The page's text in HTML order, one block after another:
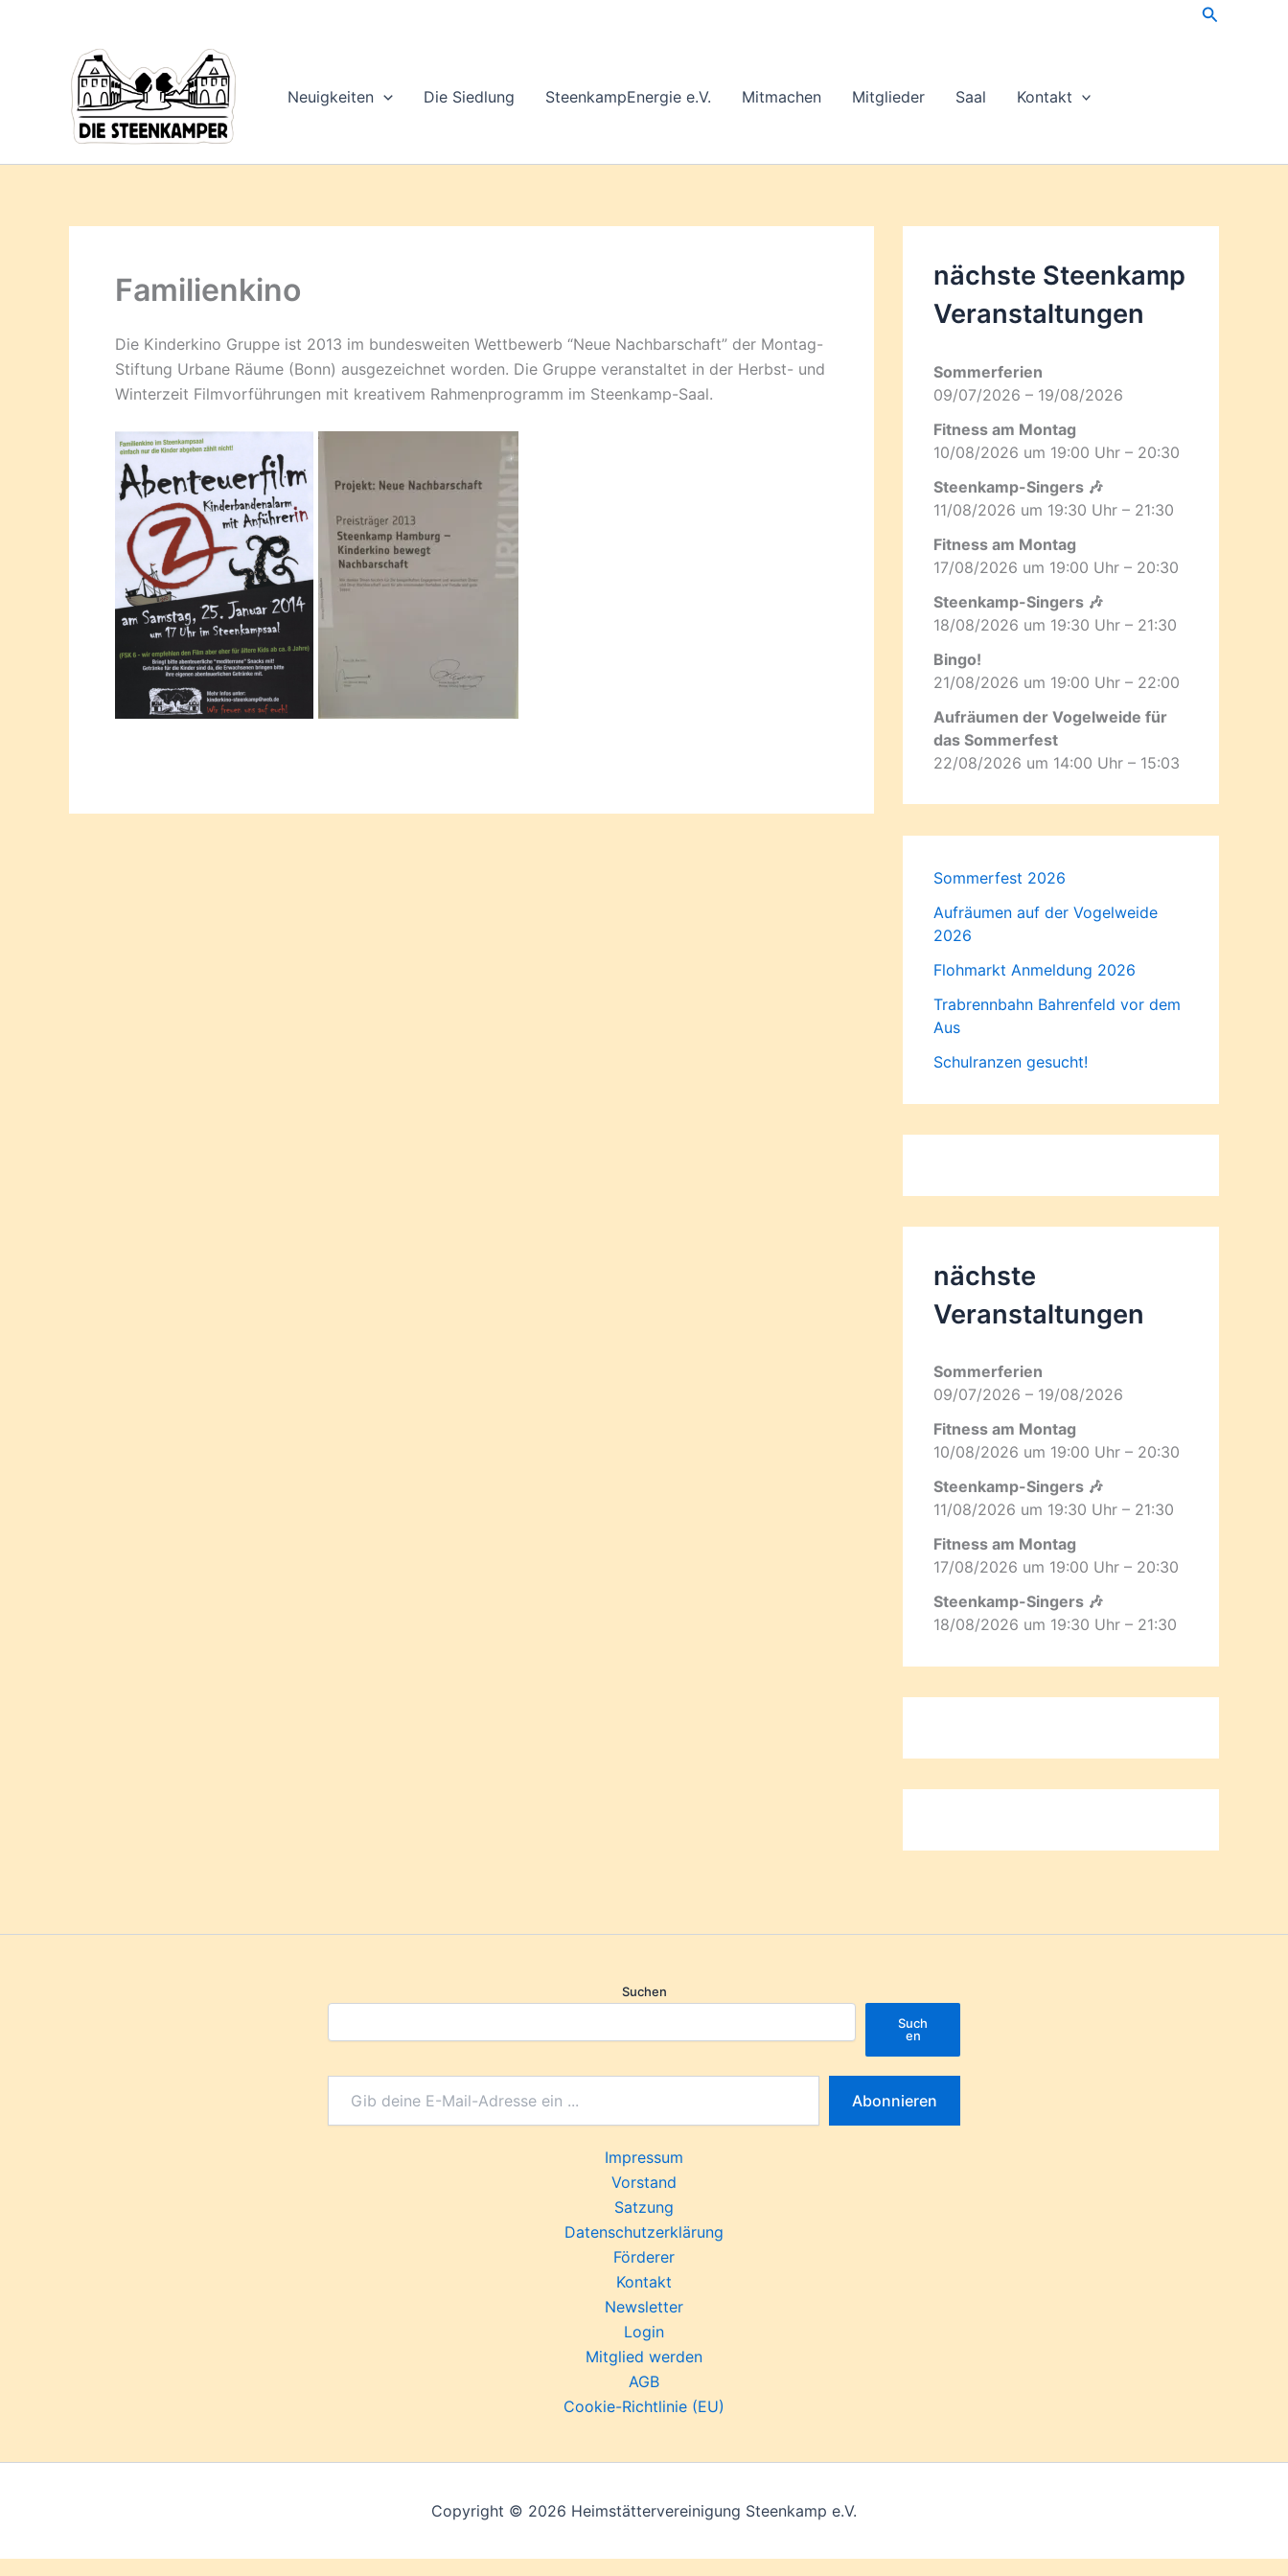
Suchen
Neuigkeiten Die Siedlung SteenkampEnergie e.V. Mitmachen Mitglieder Saal Kontakt
Familienkino
Die Kinderkino Gruppe ist 2013 im bundesweiten Wettbewerb “Neue Nachbarschaft” der Montag-
Stiftung Urbane Räume (Bonn) ausgezeichnet worden. Die Gruppe veranstaltet in der Herbst- und
Winterzeit Filmvorführungen mit kreativem Rahmenprogramm im Steenkamp-Saal.
nächste Steenkamp
Veran­staltungen
Sommerferien
09/07/2026 – 19/08/2026
Fitness am Montag
10/08/2026 um 19:00 Uhr – 20:30
Steenkamp-Singers 🎶
11/08/2026 um 19:30 Uhr – 21:30
Fitness am Montag
17/08/2026 um 19:00 Uhr – 20:30
Steenkamp-Singers 🎶
18/08/2026 um 19:30 Uhr – 21:30
Bingo!
21/08/2026 um 19:00 Uhr – 22:00
Aufräumen der Vogelweide für
das Sommerfest
22/08/2026 um 14:00 Uhr – 15:03
Sommerfest 2026
Aufräumen auf der Vogelweide
2026
Flohmarkt Anmeldung 2026
Trabrennbahn Bahrenfeld vor dem
Aus
Schulranzen gesucht!
nächste
Veranstaltungen
Sommerferien
09/07/2026 – 19/08/2026
Fitness am Montag
10/08/2026 um 19:00 Uhr – 20:30
Steenkamp-Singers 🎶
11/08/2026 um 19:30 Uhr – 21:30
Fitness am Montag
17/08/2026 um 19:00 Uhr – 20:30
Steenkamp-Singers 🎶
18/08/2026 um 19:30 Uhr – 21:30
Suchen
Such
en
ein ...
Abonnieren
Impressum
Vorstand
Satzung
Datenschutzerklärung
Förderer
Kontakt
Newsletter
Login
Mitglied werden
AGB
Cookie-Richtlinie (EU)
Copyright © 2026 Heimstättervereinigung Steenkamp e.V.